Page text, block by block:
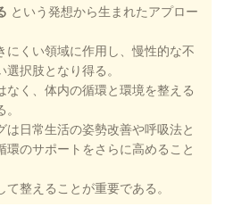
という発想から生まれたアプロー
にくい領域に作用し、慢性的な不
択肢となり得る。
なく、体内の循環と環境を整える
は日常生活の姿勢改善や呼吸法と
のサポートをさらに高めること
整えることが重要である。